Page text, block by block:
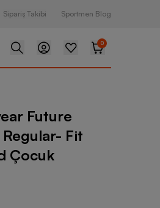
Sipariş Takibi Sportmen Blog
0
Regular- Fit Full-Zip Hooded
Future
Fit
Çocuk